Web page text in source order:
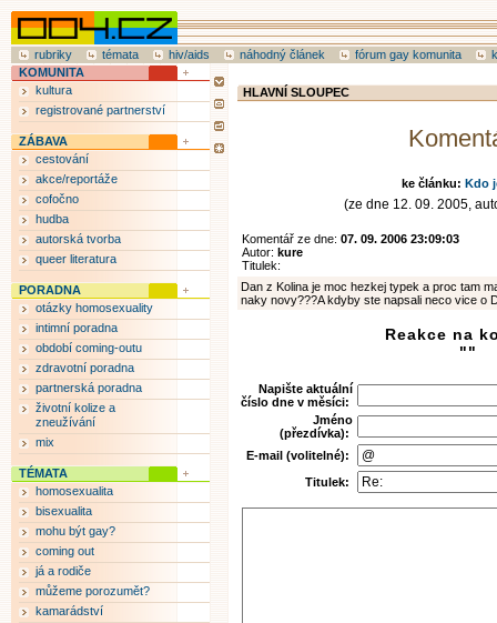
rubriky témata hiv/aids náhodný článek fórum gay komunita
HLAVNÍ SLOUPEC
ke článku: Kdo
(ze dne 12. 09. 2005,
Komentář ze dne: 07. 09. 2006 23:09:03
Autor: kure
Titulek:
Dan z Kolina je moc hezkej typek a proc tam
naky novy???A kdyby ste napsali neco vice o
Reakce na
""
Napište aktuální
číslo dne v měsíci:
Jméno
(přezdívka):
E-mail (volitelné):
Titulek:
KOMUNITA
kultura
registrované partnerství
ZÁBAVA
cestování
akce/reportáže
cofočno
hudba
autorská tvorba
queer literatura
PORADNA
otázky homosexuality
intimní poradna
období coming-outu
zdravotní poradna
partnerská poradna
životní kolize a
zneužívání
mix
TÉMATA
homosexualita
bisexualita
mohu být gay?
coming out
já a rodiče
můžeme porozumět?
kamarádství